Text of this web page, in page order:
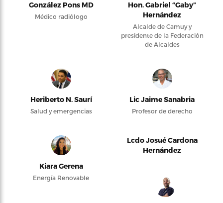
González Pons MD
Médico radiólogo
Hon. Gabriel “Gaby”
Hernández
Alcalde de Camuy y
presidente de la Federación
de Alcaldes
Heriberto N. Saurí
Salud y emergencias
Lic Jaime Sanabria
Profesor de derecho
Kiara Gerena
Energía Renovable
Lcdo Josué Cardona
Hernández